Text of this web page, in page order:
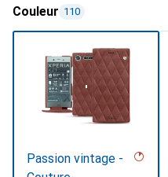
Couleur 110
Passion vintage -